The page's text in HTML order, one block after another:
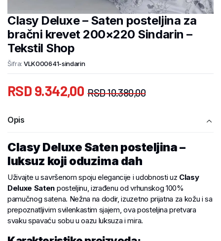
Clasy Deluxe – Saten posteljina za
bračni krevet 200×220 Sindarin –
Tekstil Shop
Šifra: VLK000641-sindarin
RSD10.380,00
RSD 9.342,00
Opis
Clasy Deluxe Saten posteljina –
luksuz koji oduzima dah
Uživajte u savršenom spoju elegancije i udobnosti uz Clasy
Deluxe Saten posteljinu, izrađenu od vrhunskog 100%
pamučnog satena. Nežna na dodir, izuzetno prijatna za kožu i sa
prepoznatljivim svilenkastim sjajem, ova posteljina pretvara
svaku spavaću sobu u oazu luksuza i mira.